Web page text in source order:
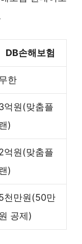
DB손해보험
한
억원(맞춤플
랜)
억원(맞춤플
랜)
천만원(50만
공제)